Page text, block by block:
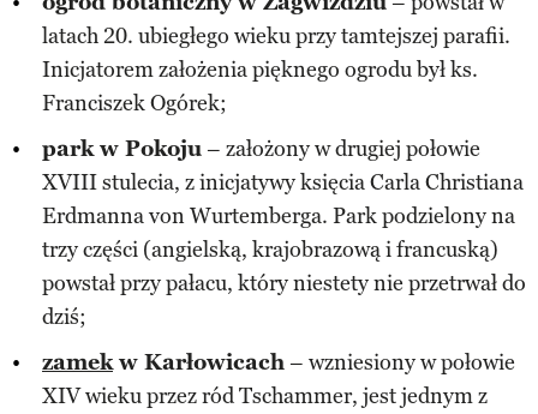
latach 20. ubiegłego wieku przy tamtejszej parafii.
Inicjatorem założenia pięknego ogrodu był ks.
Franciszek Ogórek;
park w Pokoju– założony w drugiej połowie
XVIII stulecia, z inicjatywy księcia Carla Christiana
Erdmanna von Wurtemberga. Park podzielony na
trzy części (angielską, krajobrazową i francuską)
powstał przy pałacu, który niestety nie przetrwał do
dziś;
zamekw Karłowicach– wzniesiony w połowie
XIV wieku przez ród Tschammer, jest jednym z